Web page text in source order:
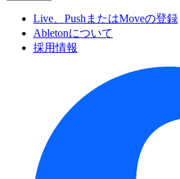
Live、PushまたはMoveの登録
Abletonについて
採用情報